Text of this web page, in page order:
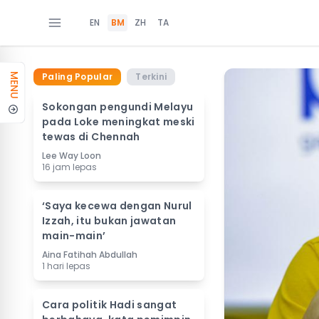
EN BM ZH TA
MENU Paling Popular Terkini
Sokongan pengundi Melayu
pada Loke meningkat meski
tewas di Chennah
Lee Way Loon
16 jam lepas
‘Saya kecewa dengan Nurul
Izzah, itu bukan jawatan
main-main’
Aina Fatihah Abdullah
1 hari lepas
Cara politik Hadi sangat